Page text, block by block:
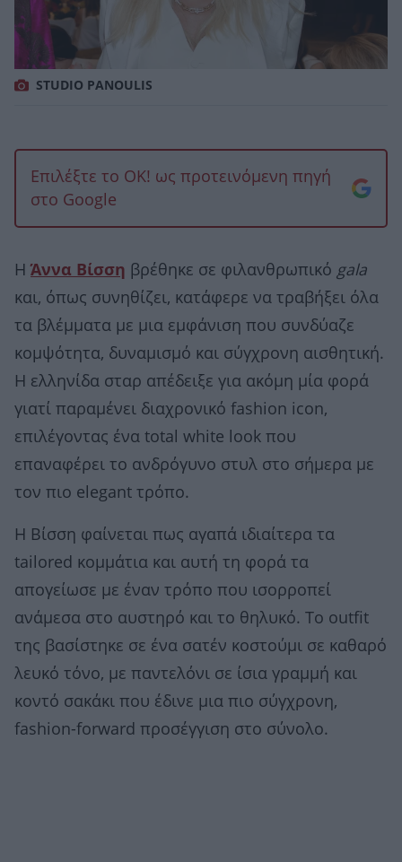
STUDIO PANOULIS
Επιλέξτε το OK! ως προτεινόμενη πηγή
στο Google
ΗΆννα Βίσση βρέθηκε σε φιλανθρωπικό gala
και, όπως συνηθίζει, κατάφερε να τραβήξει όλα
τα βλέμματα με μια εμφάνιση που συνδύαζε
κομψότητα, δυναμισμό και σύγχρονη αισθητική.
Η ελληνίδα σταρ απέδειξε για ακόμη μία φορά
γιατί παραμένει διαχρονικό fashion icon,
επιλέγοντας ένα total white look που
επαναφέρει το ανδρόγυνο στυλ στο σήμερα με
τον πιο elegant τρόπο.
Η Βίσση φαίνεται πως αγαπά ιδιαίτερα τα
tailored κομμάτια και αυτή τη φορά τα
απογείωσε με έναν τρόπο που ισορροπεί
ανάμεσα στο αυστηρό και το θηλυκό. Το outfit
της βασίστηκε σε ένα σατέν κοστούμι σε καθαρό
λευκό τόνο, με παντελόνι σε ίσια γραμμή και
κοντό σακάκι που έδινε μια πιο σύγχρονη,
fashion-forward προσέγγιση στο σύνολο.